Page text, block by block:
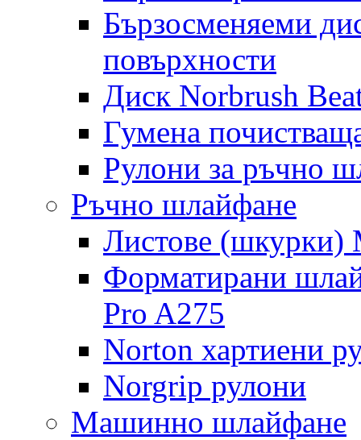
Бързосменяеми
повърхности
Диск Norbrush
Гумена
Рулони за ръчно
Ръчно шлайфане
Листове
Форматирани
Pro A275
Norton хартиени
Norgrip рулони
Машинно шлайфане